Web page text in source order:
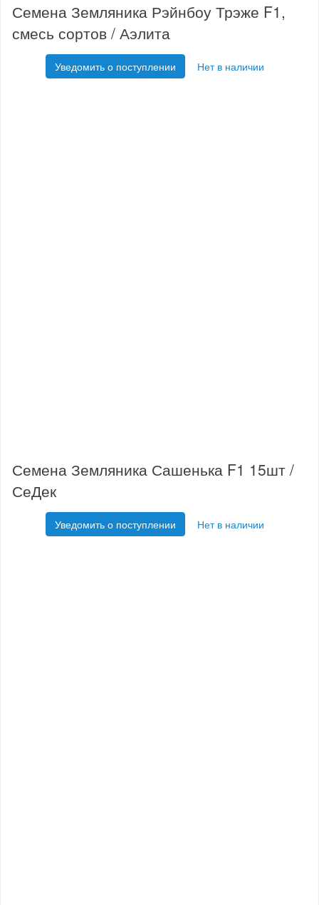
Семена Земляника Рэйнбоу Трэже F1,
смесь сортов / Аэлита
Уведомить о поступлении Нет в наличии
Семена Земляника Сашенька F1 15шт /
СеДек
Уведомить о поступлении Нет в наличии